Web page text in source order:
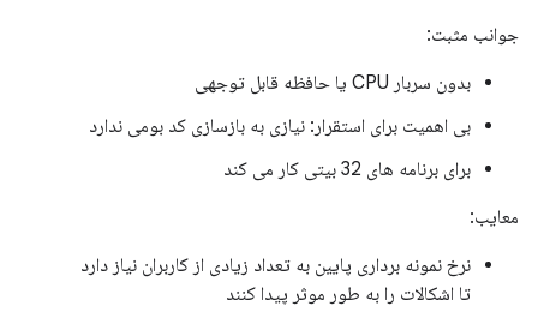
جوانب مثبت:
بدون سربار CPU یا حافظه قابل توجهی
بی اهمیت برای استقرار: نیازی به بازسازی کد بومی ندارد
برای برنامه های 32 بیتی کار می کند
معایب:
نرخ نمونه برداری پایین به تعداد زیادی از کاربران نیاز دارد
تا اشکالات را به طور موثر پیدا کنند